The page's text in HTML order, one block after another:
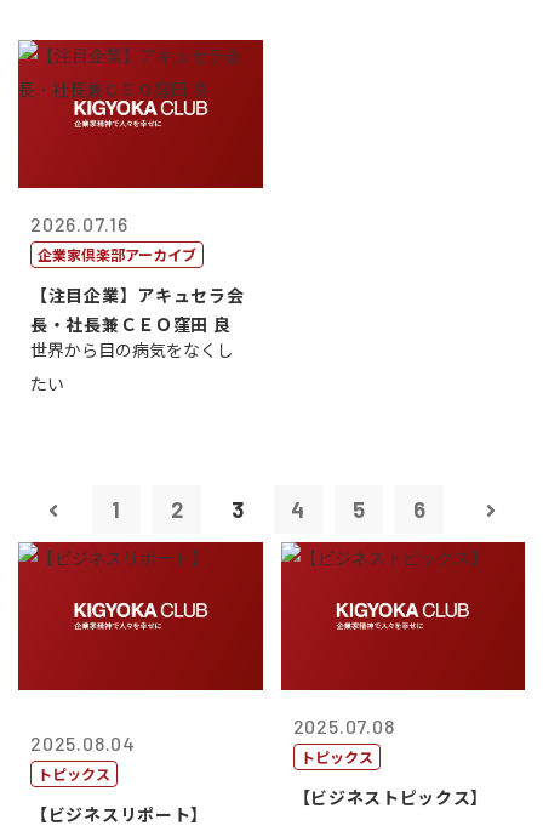
2026.07.16
企業家倶楽部アーカイブ
【注目企業】アキュセラ会
長・社長兼ＣＥＯ窪田 良
世界から目の病気をなくし
たい
1 2 3 4 5 6
2025.08.04
トピックス
【ビジネスリポート】
2025.07.08
トピックス
【ビジネストピックス】